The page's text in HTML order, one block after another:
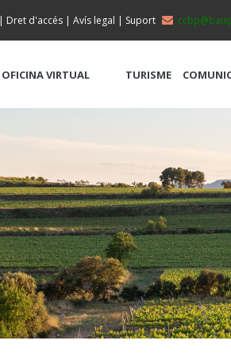
| Dret d'accés | Avís legal | Suport
OFICINA VIRTUAL TURISME